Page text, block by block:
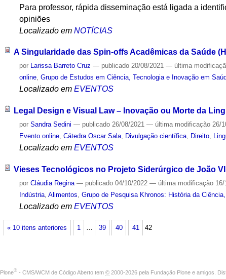
Para professor, rápida disseminação está ligada a
opiniões
Localizado em NOTÍCIAS
A Singularidade das Spin-offs Acadêmicas da Saúde
por Larissa Barreto Cruz — publicado 20/08/2021— última
online,Grupo de Estudos em Ciência, Tecnologia e Inovação em
Localizado em EVENTOS
Legal Design e Visual Law – Inovação ou Morte da
porSandra Sedini — publicado 26/08/2021— última modificação 26/
Evento online ,Cátedra Oscar Sala Divulgação científica Direito
Localizado em EVENTOS
Vieses Tecnológicos no Projeto Siderúrgico de João VI
porCláudia Regina — publicado 04/10/2022— última modificação
Indústria ,Alimentos ,Grupo de Pesquisa Khronos: História da
Localizado em EVENTOS
« 10 itens anteriores 1 39 40 41 42
Plone® - CMS/WCM de Código Aberto tem © 2000-2026 pela Fundação Plone e amigos.